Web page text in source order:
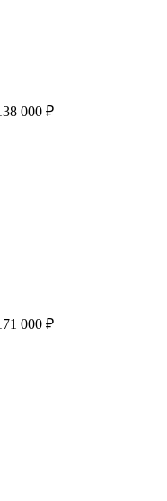
000 ₽
000 ₽